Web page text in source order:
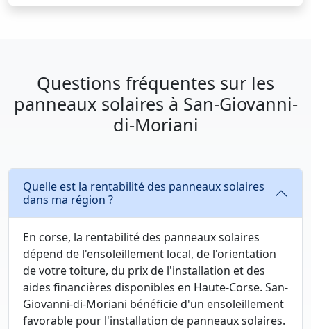
Questions fréquentes sur les
panneaux solaires à San-Giovanni-
di-Moriani
Quelle est la rentabilité des panneaux solaires
dans ma région ?
En corse, la rentabilité des panneaux solaires
dépend de l'ensoleillement local, de l'orientation
de votre toiture, du prix de l'installation et des
aides financières disponibles en Haute-Corse. San-
Giovanni-di-Moriani bénéficie d'un ensoleillement
favorable pour l'installation de panneaux solaires.